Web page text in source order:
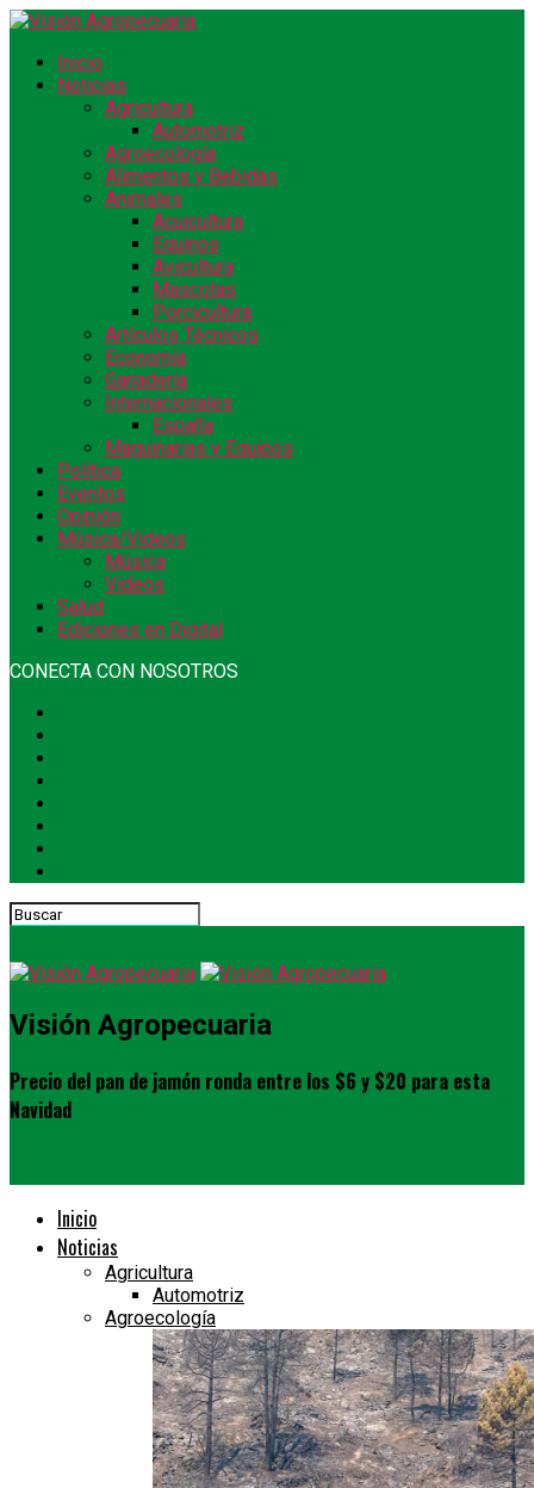
Inicio
Noticias
Agricultura
Automotriz
Agroecología
Alimentos y Bebidas
Animales
Acuicultura
Equinos
Avicultura
Mascotas
Porcicultura
Artículos Técnicos
Economía
Ganadería
Internacionales
España
Maquinarias y Equipos
Política
Eventos
Opinión
Música/Videos
Música
Videos
Salud
Ediciones en Digital
CONECTA CON NOSOTROS
Visión Agropecuaria
Precio del pan de jamón ronda entre los $6 y $20 para esta
Navidad
Inicio
Noticias
Agricultura
Automotriz
Agroecología